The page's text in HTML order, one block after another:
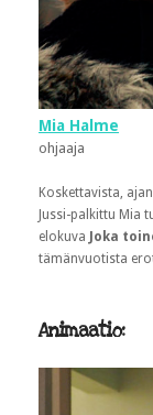
Mia Halme
ohjaaja
Koskettavista,
Jussi-palkittu Mia
elokuva
Joka
tämänvuotista
Animaatio: